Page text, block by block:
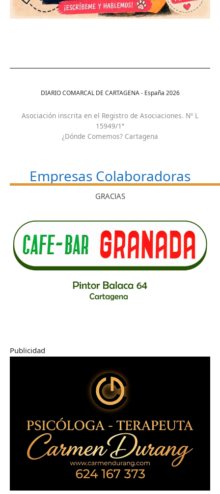
DIARIO COMARCAL DE CARTAGENA - España 2026
Asociación inscrita en el Registro de Asociaciones. Nº L
15949/1ª
¿Dónde Comemos? Cartagena
Empresas Colaboradoras
GRACIAS
Publicidad